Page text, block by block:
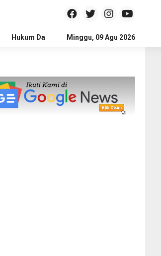
Hukum Dan Kriminal Politik Pendidikan
Minggu, 09 Agu 2026